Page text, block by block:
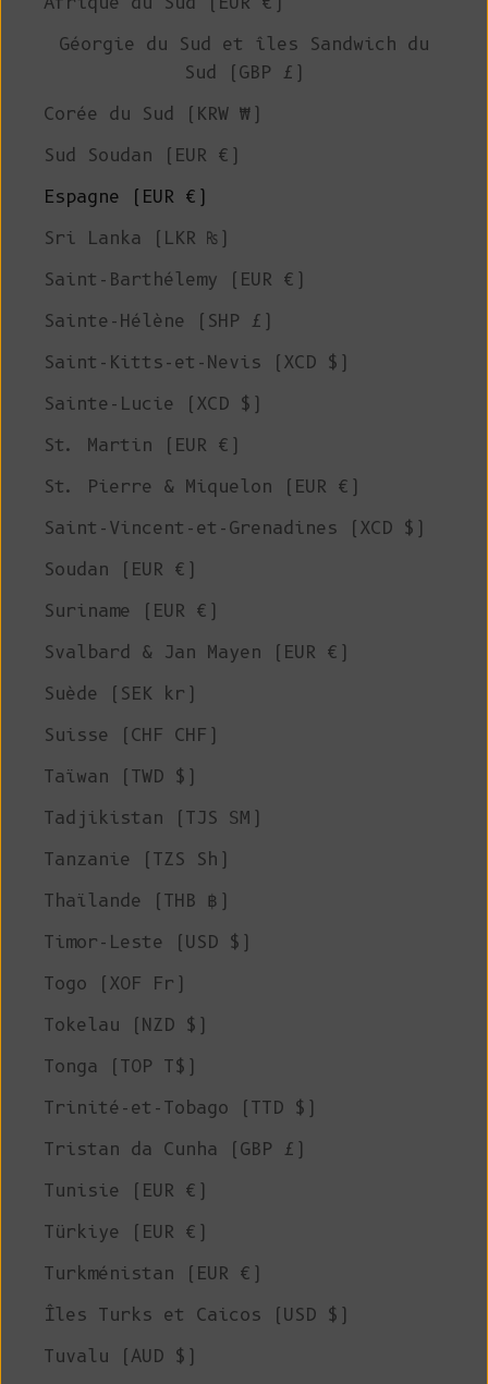
Géorgie du Sud et îles Sandwich du
Sud (GBP £)
Corée du Sud (KRW ₩)
Sud Soudan (EUR €)
Espagne (EUR €)
Sri Lanka (LKR ₨)
Saint-Barthélemy (EUR €)
Sainte-Hélène (SHP £)
Saint-Kitts-et-Nevis (XCD $)
Sainte-Lucie (XCD $)
St. Martin (EUR €)
St. Pierre & Miquelon (EUR €)
Saint-Vincent-et-Grenadines (XCD $)
Soudan (EUR €)
Suriname (EUR €)
Svalbard & Jan Mayen (EUR €)
Suède (SEK kr)
Suisse (CHF CHF)
Taïwan (TWD $)
Tadjikistan (TJS ЅМ)
Tanzanie (TZS Sh)
Thaïlande (THB ฿)
Timor-Leste (USD $)
Togo (XOF Fr)
Tokelau (NZD $)
Tonga (TOP T$)
Trinité-et-Tobago (TTD $)
Tristan da Cunha (GBP £)
Tunisie (EUR €)
Türkiye (EUR €)
Turkménistan (EUR €)
Îles Turks et Caicos (USD $)
Tuvalu (AUD $)